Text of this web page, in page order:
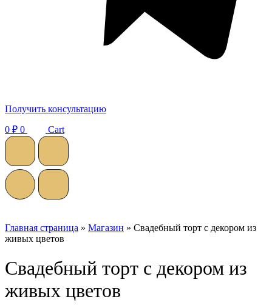
Получить консультацию
0 ₽ 0 Cart
Главная страница » Магазин » Свадебный торт с декором из
живых цветов
Свадебный торт с декором из
живых цветов